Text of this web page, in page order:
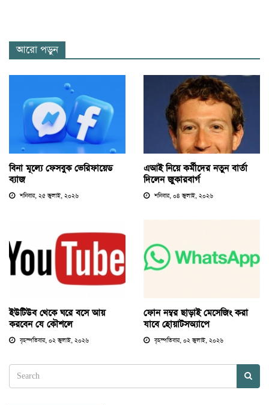
আরো পড়ুন
বিনা মূল্যে ফেসবুক ভেরিফায়েড
ব্যাজ
শনিবার, ২৫ জুলাই, ২০২৬
এআই নিয়ে কর্মীদের নতুন বার্তা
দিলেন জুকারবার্গ
শনিবার, ০৪ জুলাই, ২০২৬
ইউটিউব থেকে ঘরে বসে আয়
করবেন যে কৌশলে
বৃহস্পতিবার, ০২ জুলাই, ২০২৬
ফোন নম্বর ছাড়াই মেসেজিং করা
যাবে হোয়াটসঅ্যাপে
বৃহস্পতিবার, ০২ জুলাই, ২০২৬